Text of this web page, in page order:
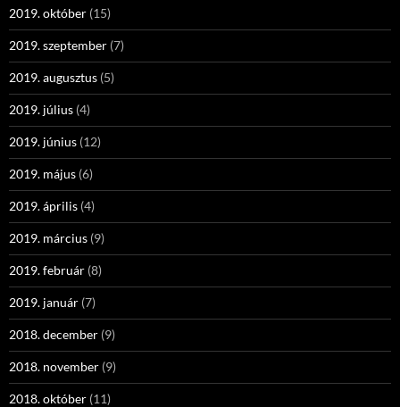
2019. október (15)
2019. szeptember (7)
2019. augusztus (5)
2019. július (4)
2019. június (12)
2019. május (6)
2019. április (4)
2019. március (9)
2019. február (8)
2019. január (7)
2018. december (9)
2018. november (9)
2018. október (11)